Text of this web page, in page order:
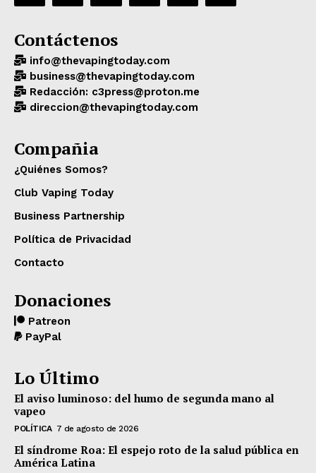
Contáctenos
info@thevapingtoday.com
business@thevapingtoday.com
Redacción: c3press@proton.me
direccion@thevapingtoday.com
Compañia
¿Quiénes Somos?
Club Vaping Today
Business Partnership
Política de Privacidad
Contacto
Donaciones
Patreon
PayPal
Lo Último
El aviso luminoso: del humo de segunda mano al
vapeo
POLÍTICA 7 de agosto de 2026
El síndrome Roa: El espejo roto de la salud pública en
América Latina